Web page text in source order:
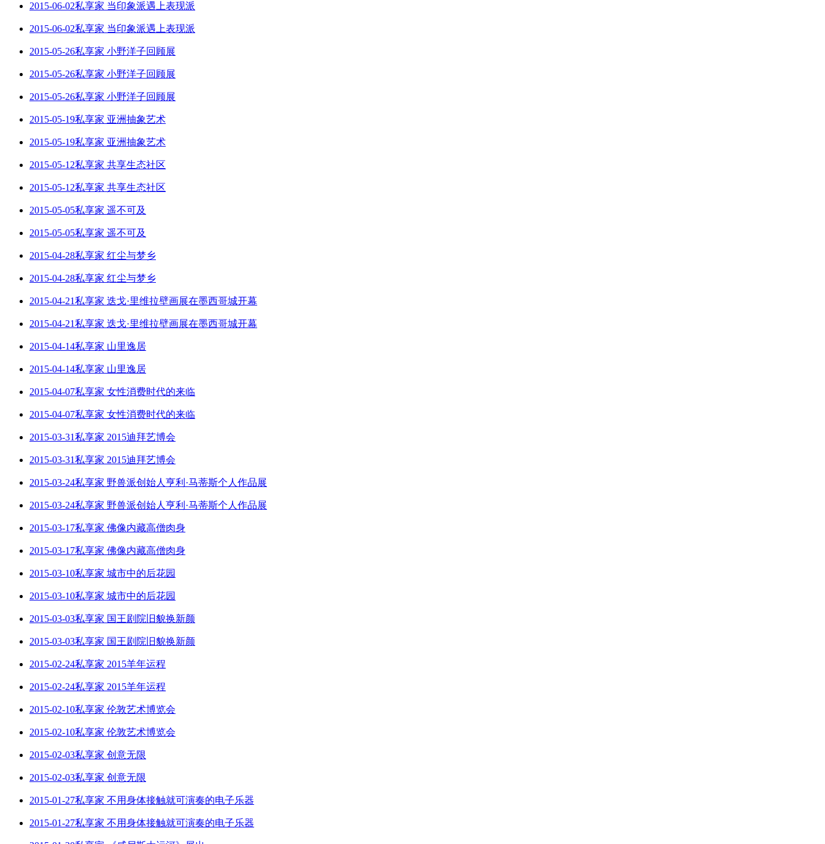
2015-06-02私享家 当印象派遇上表现派
2015-06-02私享家 当印象派遇上表现派
2015-05-26私享家 小野洋子回顾展
2015-05-26私享家 小野洋子回顾展
2015-05-26私享家 小野洋子回顾展
2015-05-19私享家 亚洲抽象艺术
2015-05-19私享家 亚洲抽象艺术
2015-05-12私享家 共享生态社区
2015-05-12私享家 共享生态社区
2015-05-05私享家 遥不可及
2015-05-05私享家 遥不可及
2015-04-28私享家 红尘与梦乡
2015-04-28私享家 红尘与梦乡
2015-04-21私享家 迭戈·里维拉壁画展在墨西哥城开幕
2015-04-21私享家 迭戈·里维拉壁画展在墨西哥城开幕
2015-04-14私享家 山里逸居
2015-04-14私享家 山里逸居
2015-04-07私享家 女性消费时代的来临
2015-04-07私享家 女性消费时代的来临
2015-03-31私享家 2015迪拜艺博会
2015-03-31私享家 2015迪拜艺博会
2015-03-24私享家 野兽派创始人亨利·马蒂斯个人作品展
2015-03-24私享家 野兽派创始人亨利·马蒂斯个人作品展
2015-03-17私享家 佛像内藏高僧肉身
2015-03-17私享家 佛像内藏高僧肉身
2015-03-10私享家 城市中的后花园
2015-03-10私享家 城市中的后花园
2015-03-03私享家 国王剧院旧貌换新颜
2015-03-03私享家 国王剧院旧貌换新颜
2015-02-24私享家 2015羊年运程
2015-02-24私享家 2015羊年运程
2015-02-10私享家 伦敦艺术博览会
2015-02-10私享家 伦敦艺术博览会
2015-02-03私享家 创意无限
2015-02-03私享家 创意无限
2015-01-27私享家 不用身体接触就可演奏的电子乐器
2015-01-27私享家 不用身体接触就可演奏的电子乐器